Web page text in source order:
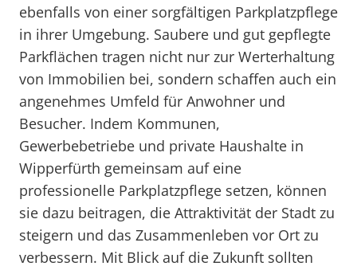
ebenfalls von einer sorgfältigen Parkplatzpflege
in ihrer Umgebung. Saubere und gut gepflegte
Parkflächen tragen nicht nur zur Werterhaltung
von Immobilien bei, sondern schaffen auch ein
angenehmes Umfeld für Anwohner und
Besucher. Indem Kommunen,
Gewerbebetriebe und private Haushalte in
Wipperfürth gemeinsam auf eine
professionelle Parkplatzpflege setzen, können
sie dazu beitragen, die Attraktivität der Stadt zu
steigern und das Zusammenleben vor Ort zu
verbessern. Mit Blick auf die Zukunft sollten